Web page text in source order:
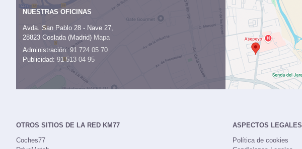
NUESTRAS OFICINAS
Avda. San Pablo 28 - Nave 27,
28823 Coslada (Madrid) Mapa
Administración:91 724 05 70
Publicidad: 91 513 04 95
OTROS SITIOS DE LA RED KM77
Coches77
ASPECTOS LEGALES
Política de cookies